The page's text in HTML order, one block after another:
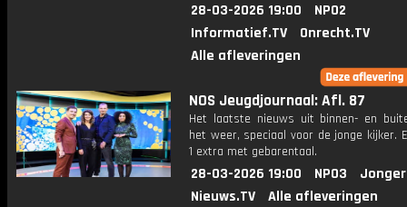
28-03-2026 19:00
NPO2
Informatief.TV
Onrecht.TV
Alle afleveringen
NOS Jeugdjournaal: Afl. 87
Het laatste nieuws uit binnen- en
het weer, speciaal voor de jonge kijker.
1 extra met gebarentaal.
28-03-2026 19:00 NPO3
Nieuws.TV
Alle afleveringen